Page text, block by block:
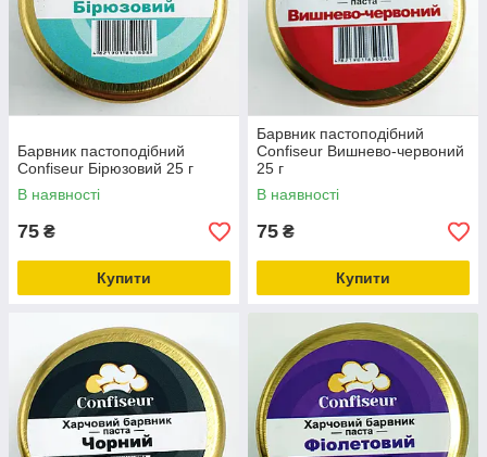
Барвник пастоподібний
Confiseur Бірюзовий 25 г
В наявності
75 ₴
Купити
Барвник пастоподібний
Confiseur Вишнево-червоний
25 г
В наявності
75 ₴
Купити